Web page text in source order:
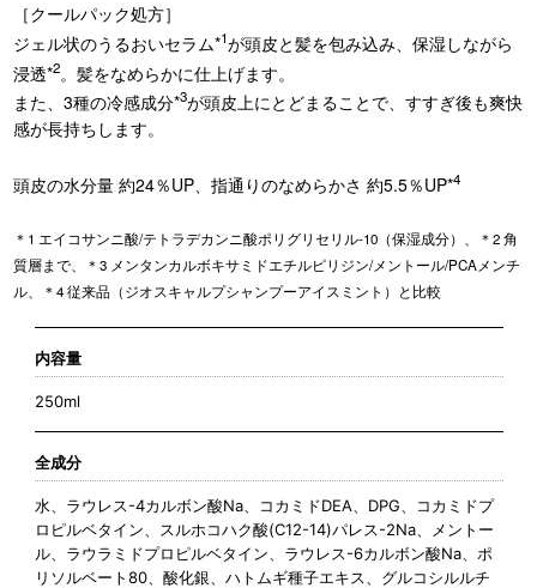
［クールパック処方］
ジェル状のうるおいセラム*1が頭皮と髪を包み込み、保湿しながら
浸透*2。髪をなめらかに仕上げます。
また、3種の冷感成分*3が頭皮上にとどまることで、すすぎ後も爽快
感が長持ちします。
頭皮の水分量 約24％UP、指通りのなめらかさ 約5.5％UP*4
＊1 エイコサンニ酸/テトラデカンニ酸ポリグリセリル-10（保湿成分）、＊2 角
質層まで、＊3 メンタンカルボキサミドエチルピリジン/メントール/PCAメンチ
ル、＊4 従来品（ジオスキャルプシャンプーアイスミント）と比較
内容量
250ml
全成分
水、ラウレス-4カルボン酸Na、コカミドDEA、DPG、コカミドプ
ロピルベタイン、スルホコハク酸(C12-14)パレス-2Na、メントー
ル、ラウラミドプロピルベタイン、ラウレス-6カルボン酸Na、ポ
リソルベート80、酸化銀、ハトムギ種子エキス、グルコシルルチ